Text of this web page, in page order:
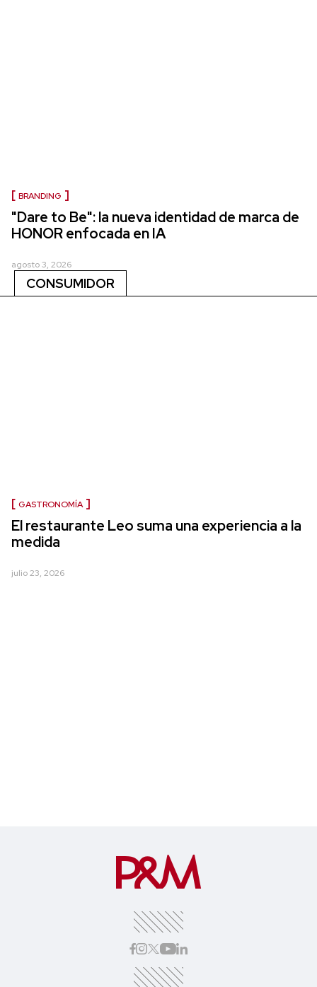
BRANDING
"Dare to Be": la nueva identidad de marca de
HONOR enfocada en IA
agosto 3, 2026
CONSUMIDOR
GASTRONOMÍA
El restaurante Leo suma una experiencia a la
medida
julio 23, 2026